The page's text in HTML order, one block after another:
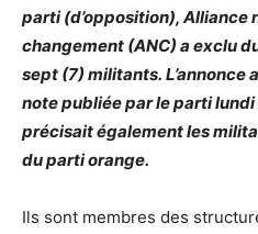
parti(d’opposition), Alliance
changement (ANC)a exclu
sept (7)militants. L’annonce
note publiée par le parti
précisait également les
du parti orange.
Ils sont membres des